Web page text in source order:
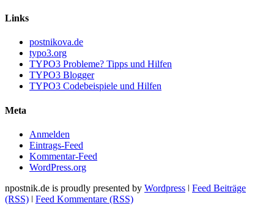
Links
postnikova.de
typo3.org
TYPO3 Probleme? Tipps und Hilfen
TYPO3 Blogger
TYPO3 Codebeispiele und Hilfen
Meta
Anmelden
Eintrags-Feed
Kommentar-Feed
WordPress.org
npostnik.de is proudly presented by Wordpress ǀ Feed Beiträge
(RSS) ǀ Feed Kommentare (RSS)